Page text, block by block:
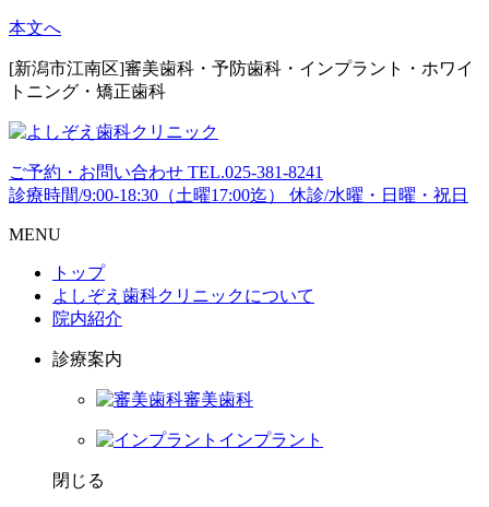
本文へ
[新潟市江南区]審美歯科・予防歯科・インプラント・ホワイ
トニング・矯正歯科
ご予約・お問い合わせ TEL.025-381-8241
診療時間/9:00-18:30（土曜17:00迄）
休診/水曜・日曜・祝日
MENU
トップ
よしぞえ歯科クリニックについて
院内紹介
診療案内
審美歯科
インプラント
閉じる